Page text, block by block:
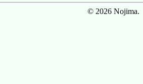
© 2026 Nojima.